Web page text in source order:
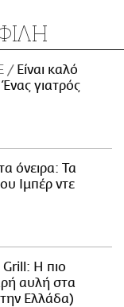
Είναι καλό
γιατρός
όνειρα: Τα
Ιμπέρ ντε
Η πιο
αυλή στα
Ελλάδα)